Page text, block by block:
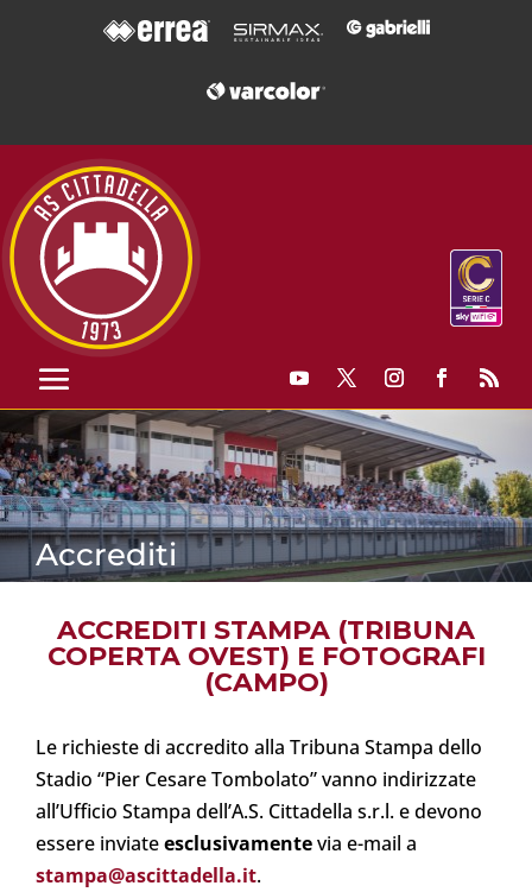
Accrediti
ACCREDITI STAMPA (TRIBUNA
COPERTA OVEST) E FOTOGRAFI
(CAMPO)
Le richieste di accredito alla Tribuna Stampa dello
Stadio “Pier Cesare Tombolato” vanno indirizzate
all’Ufficio Stampa dell’A.S. Cittadella s.r.l. e devono
essere inviateesclusivamentevia e-mail a
stampa@ascittadella.it.